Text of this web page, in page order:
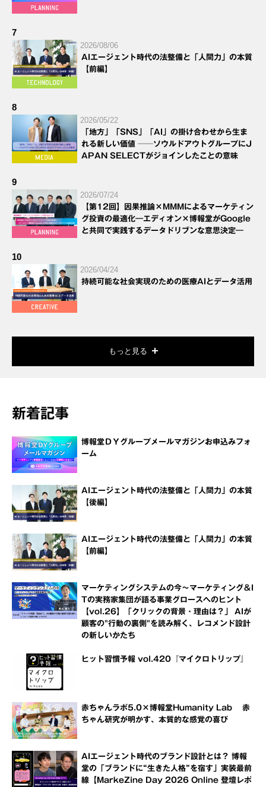
7
2026/08/06
AIエージェント時代の法整備と「人間力」の本質
【前編】
8
2026/05/22
「地方」「SNS」「AI」の掛け合わせから生ま
れる新しい価値 ──ソウルドアウトグループにJ
APAN SELECTがジョインしたことの意味
9
2026/07/24
【第12回】因果推論×MMMによるマーケティン
グ投資の最適化―エディオン×博報堂がGoogle
と共同で実践するデータドリブンな意思決定―
10
2026/04/24
持続可能な社会実現のための医療AIとデータ活用
もっと見る
新着記事
博報堂ＤＹグループメールマガジンお申込みフォ
ーム
AIエージェント時代の法整備と「人間力」の本質
【後編】
AIエージェント時代の法整備と「人間力」の本質
【前編】
マーケティングシステムの今～マーケティング＆I
Tの実務家集団が語る事業グロースへのヒント
【vol.26】「クリックの背景・理由は？」 AIが
顧客の"行動の裏側"を読み解く、レコメンド設計
の新しいかたち
ヒット習慣予報 vol.420『マイクロトリップ』
赤ちゃんラボ5.0×博報堂Humanity Lab 赤
ちゃん研究が明かす、本質的な感覚の喜び
AIエージェント時代のブランド設計とは？ 博報
堂の「ブランドに“生きた人格”を宿す」実装最前
線【MarkeZine Day 2026 Online 登壇レポ